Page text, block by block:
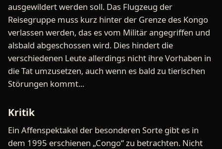
ausgewildert werden soll. Das Flugzeug der
Reisegruppe muss kurz hinter der Grenze des Kongo
verlassen werden, das es vom Militär angegriffen und
alsbald abgeschossen wird. Dies hindert die
verschiedenen Leute allerdings nicht ihre Vorhaben in
die Tat umzusetzen, auch wenn es bald zu tierischen
Störungen kommt...
Kritik
Ein Affenspektakel der besonderen Sorte gibt es in
dem 1995 erschienen „Congo“ zu betrachten. Nicht